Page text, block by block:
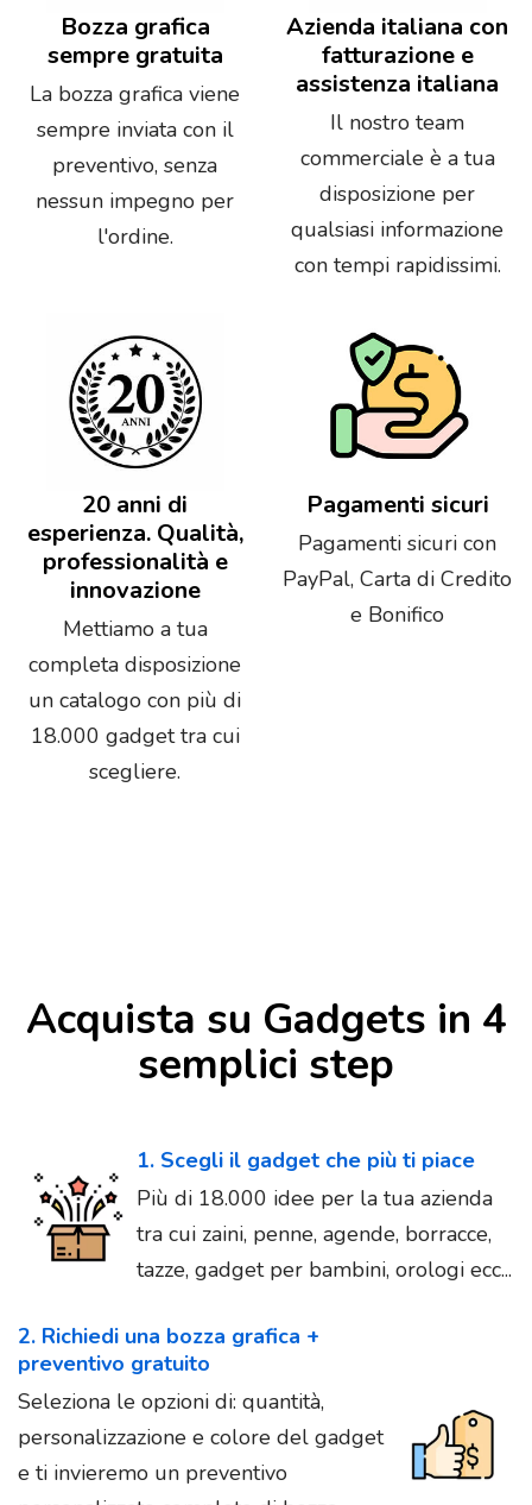
Bozza grafica
sempre gratuita
La bozza grafica viene
sempre inviata con il
preventivo, senza
nessun impegno per
l'ordine.
Azienda italiana con
fatturazione e
assistenza italiana
Il nostro team
commerciale è a tua
disposizione per
qualsiasi informazione
con tempi rapidissimi.
20 anni di
esperienza. Qualità,
professionalità e
innovazione
Mettiamo a tua
completa disposizione
un catalogo con più di
18.000 gadget tra cui
scegliere.
Pagamenti sicuri
Pagamenti sicuri con
PayPal, Carta di Credito
e Bonifico
Acquista su Gadgets in 4
semplici step
1. Scegli il gadget che più ti piace
Più di 18.000 idee per la tua azienda
tra cui zaini, penne, agende, borracce,
tazze, gadget per bambini, orologi ecc...
2. Richiedi una bozza grafica +
preventivo gratuito
Seleziona le opzioni di: quantità,
personalizzazione e colore del gadget
e ti invieremo un preventivo